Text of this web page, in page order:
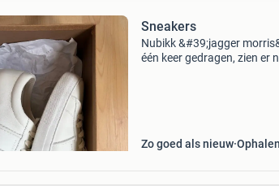
Sneakers
Nubikk &#39;jagger
één keer gedragen, zien er
Zo goed als nieuw